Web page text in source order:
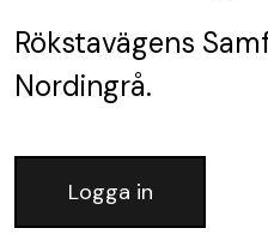
Rökstavägens
Nordingrå.
Logga in